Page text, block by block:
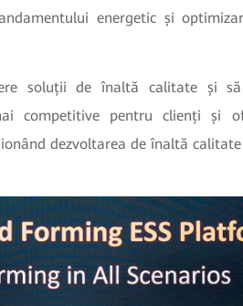
energetic și
soluții de înaltă calitate și
competitive pentru clienți și
dezvoltarea de înaltă